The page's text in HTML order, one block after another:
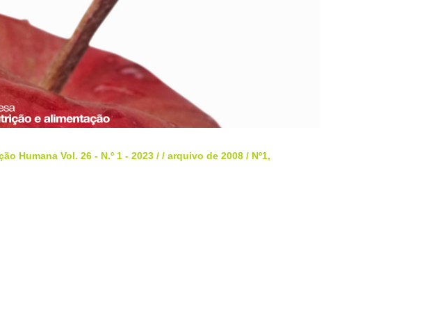
Humana Vol. 26 - N.º 1 - 2023 / / arquivo de 2008 / Nº1,